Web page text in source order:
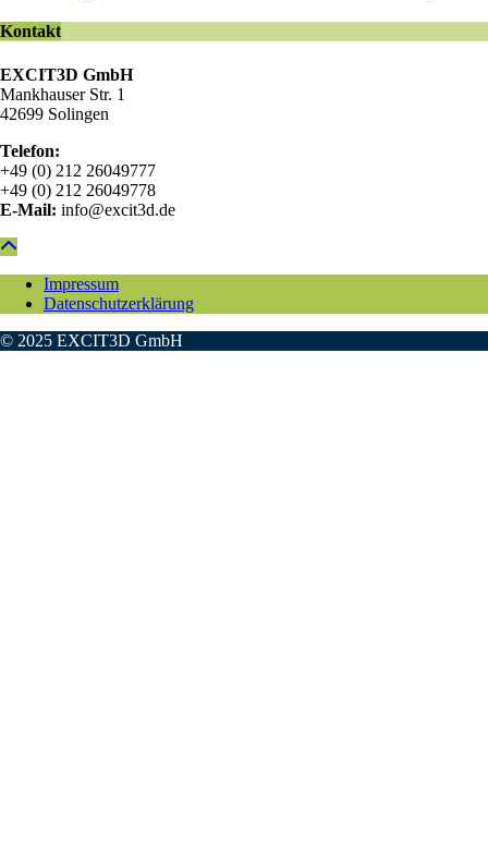
Kontakt
EXCIT3D GmbH
Mankhauser Str. 1
42699 Solingen
Telefon:
+49 (0) 212 26049777
+49 (0) 212 26049778
E-Mail: info@excit3d.de
Impressum
Datenschutzerklärung
© 2025 EXCIT3D GmbH